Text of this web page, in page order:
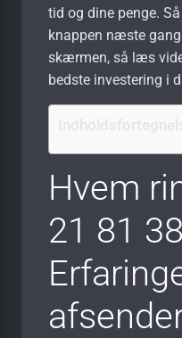
tid og dine penge.
knappen næste
skærmen, så læs
bedste investering i
Hvem
21 81